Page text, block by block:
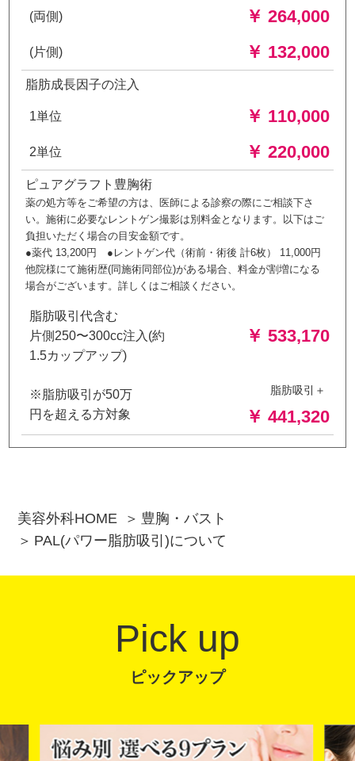
(両側) ￥ 264,000
(片側) ￥ 132,000
脂肪成長因子の注入
1単位 ￥ 110,000
2単位 ￥ 220,000
ピュアグラフト豊胸術
薬の処方等をご希望の方は、医師による診察の際にご相談下さ
い。施術に必要なレントゲン撮影は別料金となります。以下はご
負担いただく場合の目安金額です。
●薬代 13,200円 ●レントゲン代（術前・術後 計6枚） 11,000円
他院様にて施術歴(同施術同部位)がある場合、料金が割増になる
場合がございます。詳しくはご相談ください。
脂肪吸引代含む
片側250〜300cc注入(約
1.5カップアップ)
￥ 533,170
※脂肪吸引が50万
円を超える方対象
脂肪吸引＋
￥ 441,320
美容外科HOME
豊胸・バスト
PAL(パワー脂肪吸引)について
Pick up
ピックアップ